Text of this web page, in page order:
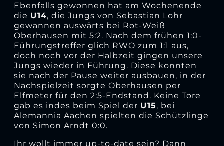
Ebenfalls gewonnen hat am Wochenende
die U14, die Jungs von Sebastian Lohr
gewannen auswärts bei Rot-Weiß
Oberhausen mit 5:2. Nach dem frühen 1:0-
Führungstreffer glich RWO zum 1:1 aus,
doch noch vor der Halbzeit gingen unsere
Jungs wieder in Führung. Diese konnten
sie nach der Pause weiter ausbauen, in der
Nachspielzeit sorgte Oberhausen per
Elfmeter für den 2:5-Endstand. Keine Tore
gab es indes beim Spiel der U15, bei
Alemannia Aachen spielten die Schützlinge
von Simon Arndt 0:0.
Ihr wollt immer up-to-date sein? Dann